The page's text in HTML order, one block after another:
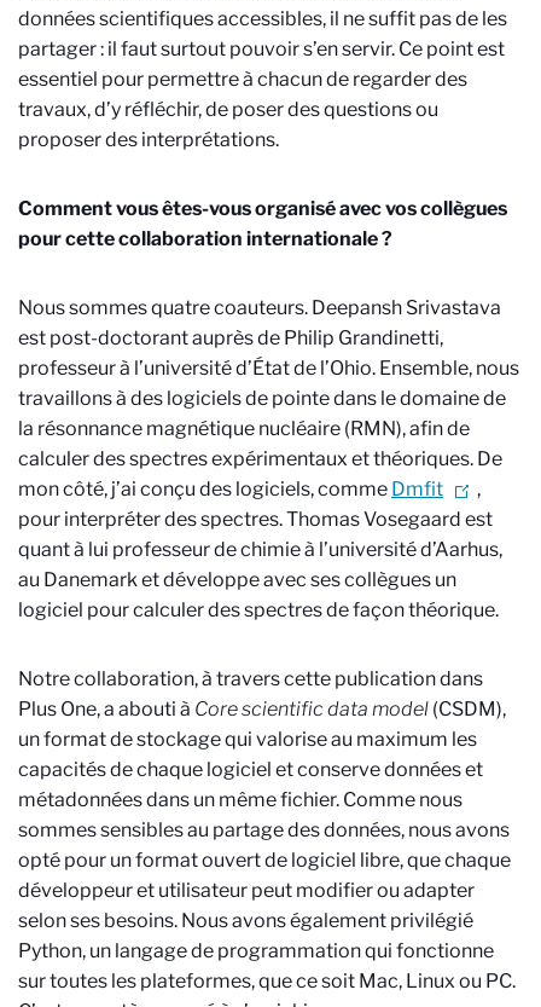
données scientifiques accessibles, il ne suffit pas de les
partager : il faut surtout pouvoir s’en servir. Ce point est
essentiel pour permettre à chacun de regarder des
travaux, d’y réfléchir, de poser des questions ou
proposer des interprétations.
Comment vous êtes-vous organisé avec vos collègues
pour cette collaboration internationale ?
Nous sommes quatre coauteurs. Deepansh Srivastava
est post-doctorant auprès de Philip Grandinetti,
professeur à l’université d’État de l’Ohio. Ensemble, nous
travaillons à des logiciels de pointe dans le domaine de
la résonnance magnétique nucléaire (RMN), afin de
calculer des spectres expérimentaux et théoriques. De
mon côté, j’ai conçu des logiciels, comme Dmfit
,
pour interpréter des spectres. Thomas Vosegaard est
quant à lui professeur de chimie à l’université d’Aarhus,
au Danemark et développe avec ses collègues un
logiciel pour calculer des spectres de façon théorique.
Notre collaboration, à travers cette publication dans
Plus One, a abouti à Core scientific data model (CSDM),
un format de stockage qui valorise au maximum les
capacités de chaque logiciel et conserve données et
métadonnées dans un même fichier. Comme nous
sommes sensibles au partage des données, nous avons
opté pour un format ouvert de logiciel libre, que chaque
développeur et utilisateur peut modifier ou adapter
selon ses besoins. Nous avons également privilégié
Python, un langage de programmation qui fonctionne
sur toutes les plateformes, que ce soit Mac, Linux ou PC.